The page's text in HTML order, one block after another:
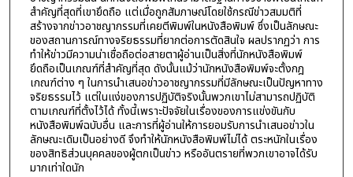
สำคัญที่สุดที่เขายึดถือ แต่เมื่อถูกสัมภาษณ์โดยใช้กรณีข่าวสมมติที่
สร้างจากข่าวอาชญากรรมที่เคยตีพิมพ์ในหนังสือพิมพ์ ซึ่งเป็นลักษณะ
ของสถานการณ์ทางจริยธรรมที่ยากต่อการตัดสินใจ ผลปรากฏว่า การ
ทำให้ข่าวมีความน่าเชื่อถือต่อสายตาผู้อ่านเป็นสิ่งที่นักหนังสือพิมพ์
ยึดถือเป็นเกณฑ์ที่สำคัญที่สุด ดังนั้นแม้ว่านักหนังสือพิมพ์จะตั้งกฎ
เกณฑ์ต่าง ๆ ในการนำเสนอข่าวอาชญากรรมที่มีลักษณะเป็นปัญหาทาง
จริยธรรมไว้ แต่ในแง่ของการปฏิบัติจริงนั้นพวกเขาไม่สามารถปฏิบัติ
ตามเกณฑ์ที่ตั้งไว้ได้ ทั้งนี้เพราะปัจจัยในเรื่องของการแข่งขันกับ
หนังสือพิมพ์ฉบับอื่น และการที่ผู้อ่านให้การยอมรับการนำเสนอข่าวใน
ลักษณะเดิมเป็นอย่างดี จึงทำให้นักหนังสือพิมพ์ไม่ได้ ตระหนักในเรื่อง
ของสิทธิส่วนบุคคลของผู้ตกเป็นข่าว หรืออันตรายที่พวกเขาอาจได้รับ
มากเท่าใดนัก